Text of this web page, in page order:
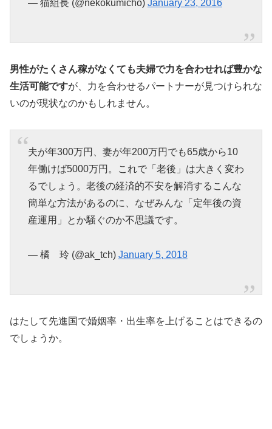
— 猫組長 (@nekokumicho) January 23, 2016
男性がたくさん稼がなくても夫婦で力を合わせれば豊かな
生活可能ですが、力を合わせるパートナーが見つけられな
いのが現状なのかもしれません。
夫が年300万円、妻が年200万円でも65歳から10
年働けば5000万円。これで「老後」は大きく変わ
るでしょう。老後の経済的不安を解消するこんな
簡単な方法があるのに、なぜみんな「定年後の資
産運用」とか騒ぐのか不思議です。
— 橘 玲 (@ak_tch) January 5, 2018
はたして先進国で婚姻率・出生率を上げることはできるの
でしょうか。